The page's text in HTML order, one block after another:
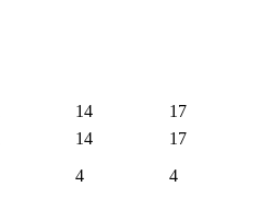
14
17
14
17
4
4